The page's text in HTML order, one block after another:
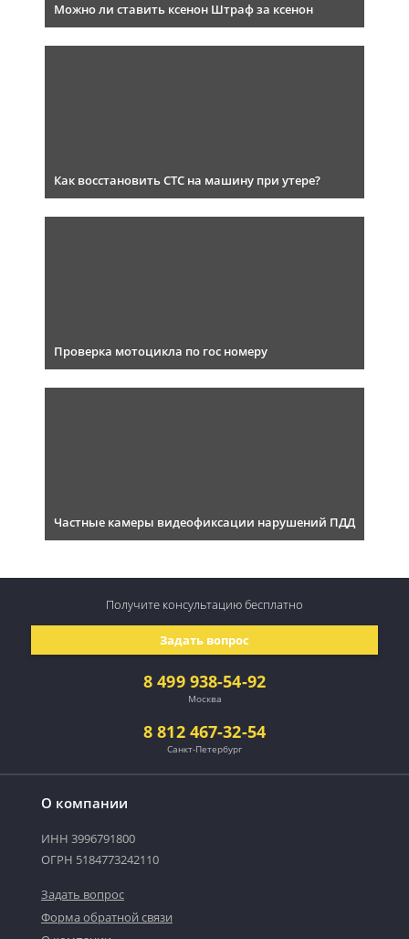
Можно ли ставить ксенон Штраф за ксенон
Как восстановить СТС на машину при утере?
Проверка мотоцикла по гос номеру
Частные камеры видеофиксации нарушений ПДД
О компании
ИНН 3996791800
ОГРН 5184773242110
Задать вопрос
Форма обратной связи
8 499 938-54-92
Москва
8 812 467-32-54
Санкт-Петербург
Задать вопрос
Получите консультациюбесплатно